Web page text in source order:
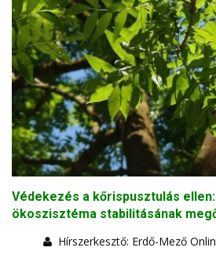
Védekezés a kőrispusztulás
ökoszisztéma stabilitásának
Hírszerkesztő: Erdő-Mező